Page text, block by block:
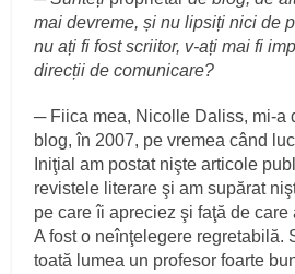
mai devreme, și nu lipsiți nici de
nu ați fi fost scriitor, v-ați mai fi
direcții de comunicare?
─ Fiica mea, Nicolle Daliss, mi-a
blog, în 2007, pe vremea când
Iniţial am postat nişte articole
revistele literare şi am supărat
pe care îi apreciez şi faţă de care
A fost o neînţelegere regretabilă.
toată lumea un profesor foarte